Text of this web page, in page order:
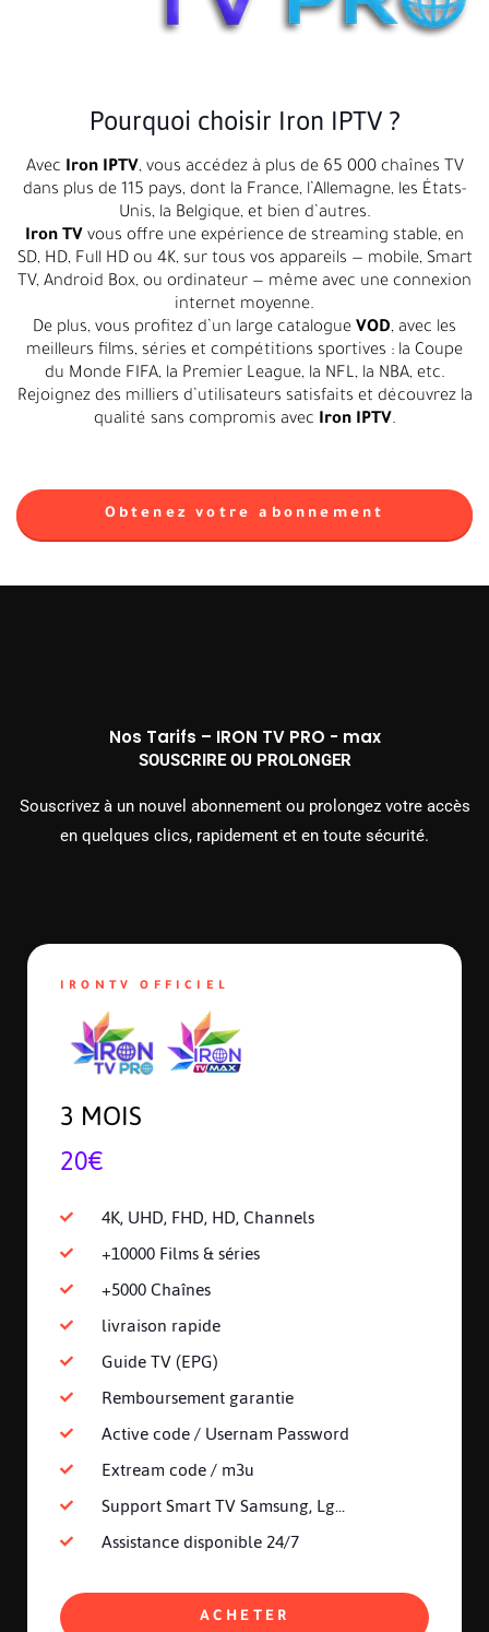
Pourquoi choisir Iron IPTV ?
Avec Iron IPTV, vous accédez à plus de 65 000 chaînes TV
dans plus de 115 pays, dont la France, l’Allemagne, les États-
Unis, la Belgique, et bien d’autres.
Iron TV vous offre une expérience de streaming stable, en
SD, HD, Full HD ou 4K, sur tous vos appareils — mobile, Smart
TV, Android Box, ou ordinateur — même avec une connexion
internet moyenne.
De plus, vous profitez d’un large catalogue VOD, avec les
meilleurs films, séries et compétitions sportives : la Coupe
du Monde FIFA, la Premier League, la NFL, la NBA, etc.
Rejoignez des milliers d’utilisateurs satisfaits et découvrez la
qualité sans compromis avec Iron IPTV.
Obtenez votre abonnement
Nos Tarifs – IRON TV PRO - max
SOUSCRIRE OU PROLONGER
Souscrivez à un nouvel abonnement ou prolongez votre accès
en quelques clics, rapidement et en toute sécurité.
IRONTV OFFICIEL
3 MOIS
20€
4K, UHD, FHD, HD, Channels
+10000 Films & séries
+5000 Chaînes
livraison rapide
Guide TV (EPG)
Remboursement garantie
Active code / Usernam Password
Extream code / m3u
Support Smart TV Samsung, Lg...
Assistance disponible 24/7
ACHETER